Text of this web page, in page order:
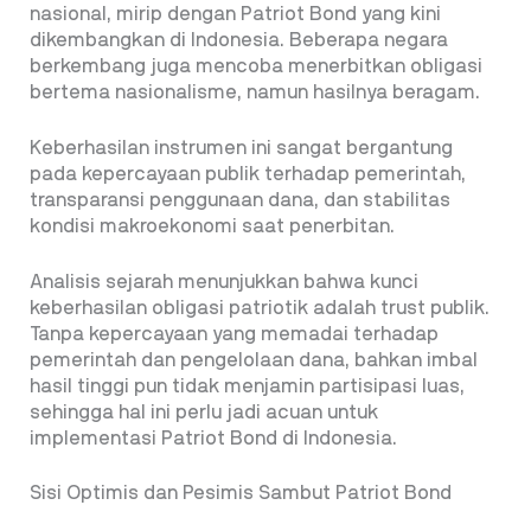
nasional, mirip dengan Patriot Bond yang kini
dikembangkan di Indonesia. Beberapa negara
berkembang juga mencoba menerbitkan obligasi
bertema nasionalisme, namun hasilnya beragam.
Keberhasilan instrumen ini sangat bergantung
pada kepercayaan publik terhadap pemerintah,
transparansi penggunaan dana, dan stabilitas
kondisi makroekonomi saat penerbitan.
Analisis sejarah menunjukkan bahwa kunci
keberhasilan obligasi patriotik adalah trust publik.
Tanpa kepercayaan yang memadai terhadap
pemerintah dan pengelolaan dana, bahkan imbal
hasil tinggi pun tidak menjamin partisipasi luas,
sehingga hal ini perlu jadi acuan untuk
implementasi Patriot Bond di Indonesia.
Sisi Optimis dan Pesimis Sambut Patriot Bond